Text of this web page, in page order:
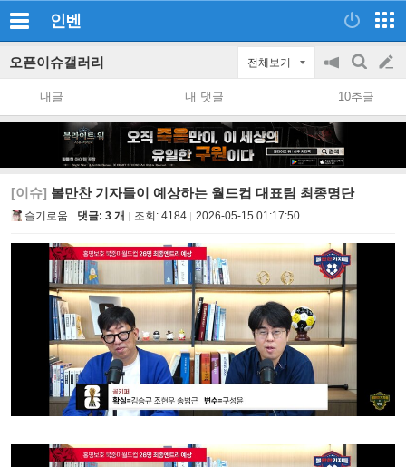
인벤
오픈이슈갤러리 전체보기
공
지
on/off
검
색
글
쓰
내글 내 댓글 10추글
[이슈] 볼만찬 기자들이 예상하는 월드컵 대표팀 최종명단
슬기로움 댓글: 3 개 조회: 4184 2026-05-15 01:17:50